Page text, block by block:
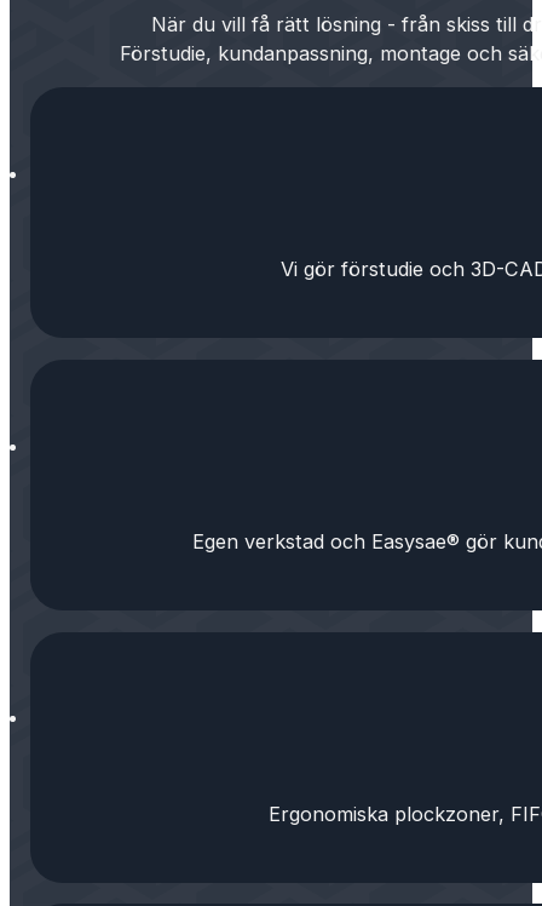
När du vill få rätt lösning - från skiss till
Förstudie, kundanpassning, montage och
Vi gör förstudie och 3D-
Egen verkstad och Easysae® gör
Ergonomiska plockzoner,